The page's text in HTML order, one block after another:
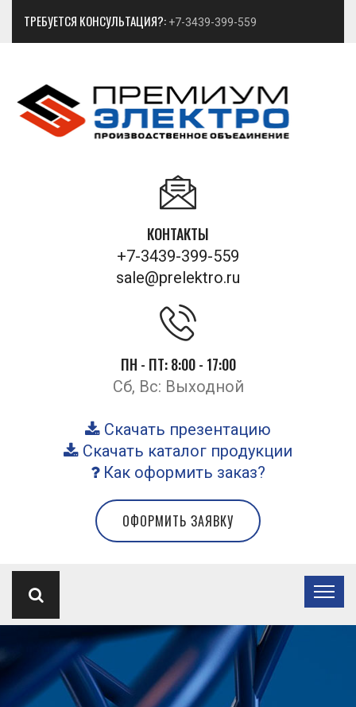
ТРЕБУЕТСЯ КОНСУЛЬТАЦИЯ?: +7-3439-399-559
КОНТАКТЫ
+7-3439-399-559
sale@prelektro.ru
ПН - ПТ: 8:00 - 17:00
Сб, Вс: Выходной
Скачать презентацию
Скачать каталог продукции
Как оформить заказ?
ОФОРМИТЬ ЗАЯВКУ